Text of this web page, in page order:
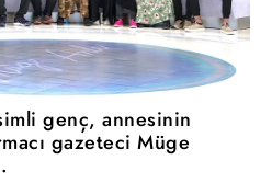
genç, annesinin
gazeteci Müge